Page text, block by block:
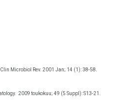
Clin Microbiol Rev. 2001 Jan; 14 (1): 38-58.
2009 toukokuu; 49 (5 Suppl): S13-21.